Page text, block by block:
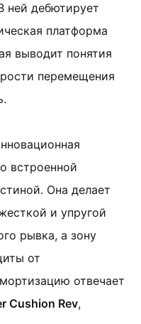
ней дебютирует
платформа
выводит понятия
перемещения
встроенной
Она делает
и упругой
рывка, а зону
от
отвечает
Cushion Rev,